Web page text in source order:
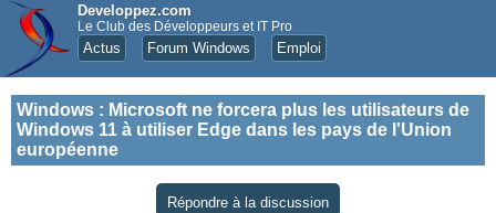
Developpez.com
Le Club des Développeurs et IT Pro
Actus Forum Windows Emploi
Windows : Microsoft ne forcera plus les utilisateurs de
Windows 11 à utiliser Edge dans les pays de l'Union
européenne
Répondre à la discussion